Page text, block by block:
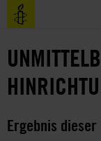
Direkt
zum
Benutzermenü
Ergebnis